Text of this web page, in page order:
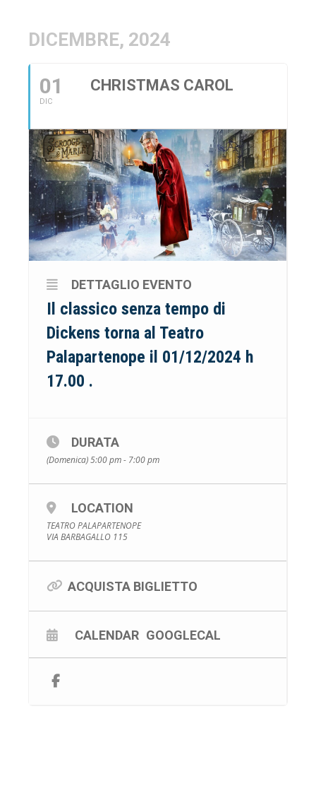
DICEMBRE, 2024
01
DIC
CHRISTMAS CAROL
DETTAGLIO EVENTO
Il classico senza tempo di
Dickens torna al Teatro
Palapartenope il 01/12/2024 h
17.00 .
DURATA
(Domenica) 5:00 pm - 7:00 pm
LOCATION
TEATRO PALAPARTENOPE
VIA BARBAGALLO 115
ACQUISTA BIGLIETTO
CALENDAR GOOGLECAL